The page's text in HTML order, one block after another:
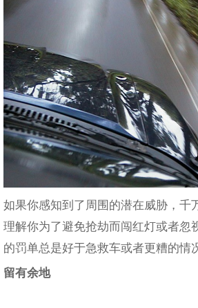
如果你感知到了周围的潜在威胁，千
理解你为了避免抢劫而闯红灯或者忽
的罚单总是好于急救车或者更糟的情
留有余地